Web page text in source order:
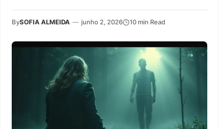
BySOFIA ALMEIDA — junho 2, 2026 10 min Read